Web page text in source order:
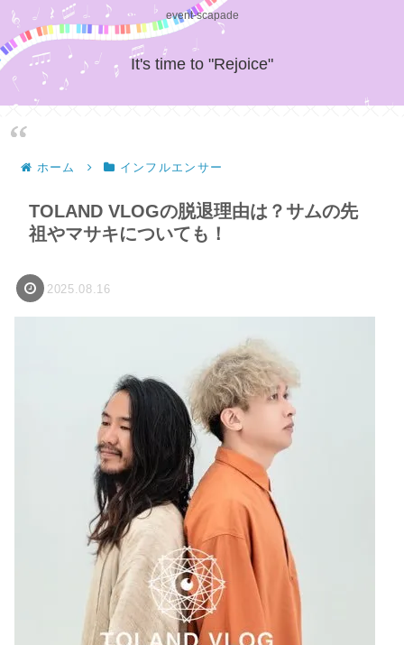
event-scapade
It's time to "Rejoice"
ホーム インフルエンサー
TOLAND VLOGの脱退理由は？サムの先
祖やマサキについても！
2025.08.16